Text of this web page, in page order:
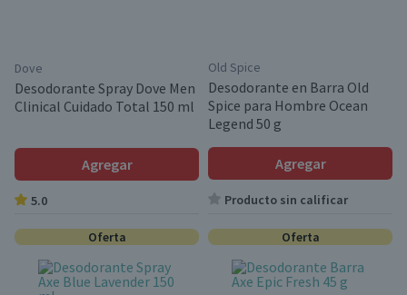
Dove
Desodorante Spray Dove Men
Clinical Cuidado Total 150 ml
Agregar
5.0
Old Spice
Desodorante en Barra Old
Spice para Hombre Ocean
Legend 50 g
Agregar
Producto sin calificar
Oferta Oferta